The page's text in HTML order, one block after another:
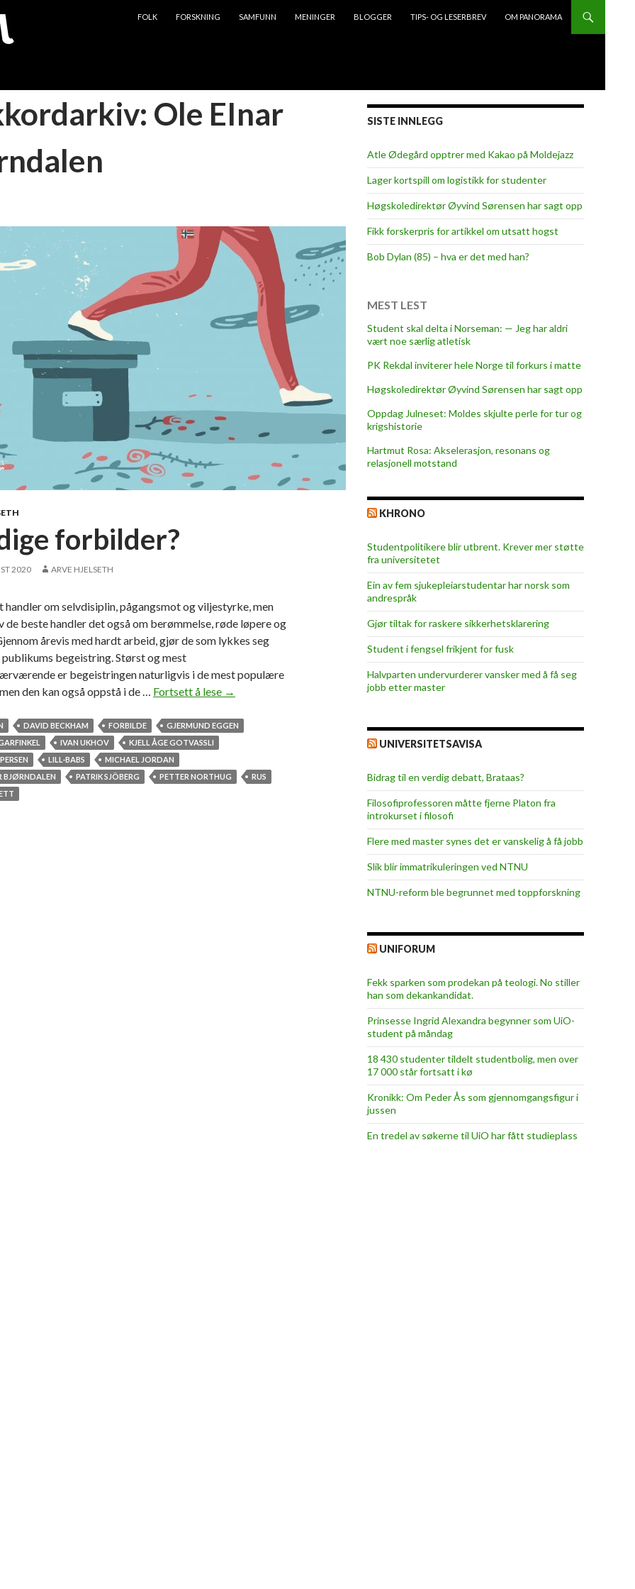
FOLK
FORSKNING SAMFUNN MENINGER BLOGGER TIPS- OG LESERBREV OM PANORAMA
Ole EInar
forbilder?
2020 ARVE HJELSETH
handler om selvdisiplin, pågangsmot og viljestyrke, men
de beste handler det også om berømmelse, røde løpere og
årevis med hardt arbeid, gjør de som lykkes seg
begeistring. Størst og mest
er begeistringen naturligvis i de mest populære
den kan også oppstå i de … Fortsett å lese V
r
g
→
DAVID BECKHAM FORBILDE
GJERMUND EGGEN
IVAN UKHOV
KJELL ÅGE GOTVASSLI
LILL-BABS
MICHAEL JORDAN
BJØRNDALEN
PATRIK SJÖBERG PETTER NORTHUG
RUS
SISTE INNLEGG
Atle Ødegård opptrer med Kakao på Moldejazz
Lager kortspill om logistikk for studenter
Høgskoledirektør Øyvind Sørensen har sagt opp
Fikk forskerpris for artikkel om utsatt hogst
Bob Dylan (85) – hva er det med han?
MEST LEST
Student skal delta i Norseman: — Jeg har aldri
vært noe særlig atletisk
PK Rekdal inviterer hele Norge til forkurs i matte
Høgskoledirektør Øyvind Sørensen har sagt opp
Oppdag Julneset: Moldes skjulte perle for tur og
krigshistorie
Hartmut Rosa: Akselerasjon, resonans og
relasjonell motstand
KHRONO
Studentpolitikere blir utbrent. Krever mer støtte
fra universitetet
Ein av fem sjukepleiar­studentar har norsk som
andrespråk
Gjør tiltak for raskere sikkerhets­klarering
Student i fengsel frikjent for fusk
Halvparten undervurderer vansker med å få seg
jobb etter master
UNIVERSITETSAVISA
Bidrag til en verdig debatt, Brataas?
Filosofiprofessoren måtte fjerne Platon fra
introkurset i filosofi
Flere med master synes det er vanskelig å få jobb
Slik blir immatrikuleringen ved NTNU
NTNU-reform ble begrunnet med toppforskning
UNIFORUM
Fekk sparken som prodekan på teologi. No stiller
han som dekankandidat.
Prinsesse Ingrid Alexandra begynner som UiO-
student på måndag
18 430 studenter tildelt studentbolig, men over
17 000 står fortsatt i kø
Kronikk: Om Peder Ås som gjennomgangsfigur i
jussen
En tredel av søkerne til UiO har fått studieplass